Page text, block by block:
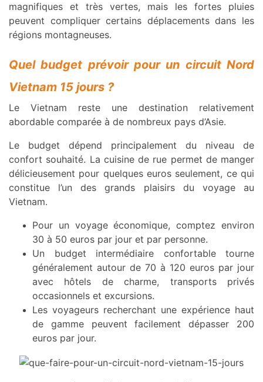
magnifiques et très vertes, mais les fortes pluies
peuvent compliquer certains déplacements dans les
régions montagneuses.
Quel budget prévoir pour un circuit Nord
Vietnam 15 jours ?
Le Vietnam reste une destination relativement
abordable comparée à de nombreux pays d’Asie.
Le budget dépend principalement du niveau de
confort souhaité. La cuisine de rue permet de manger
délicieusement pour quelques euros seulement, ce qui
constitue l’un des grands plaisirs du voyage au
Vietnam.
Pour un voyage économique, comptez environ
30 à 50 euros par jour et par personne.
Un budget intermédiaire confortable tourne
généralement autour de 70 à 120 euros par jour
avec hôtels de charme, transports privés
occasionnels et excursions.
Les voyageurs recherchant une expérience haut
de gamme peuvent facilement dépasser 200
euros par jour.